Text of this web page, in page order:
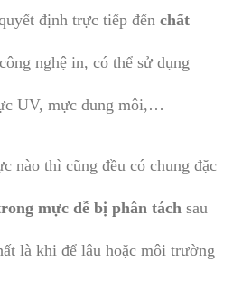
định trực tiếp đến chất
nghệ in, có thể sử dụng
UV, mực dung môi,…
nào thì cũng đều có chung đặc
mực dễ bị phân tách sau
là khi để lâu hoặc môi trường